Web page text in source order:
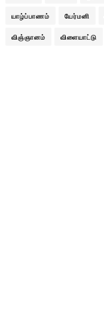
யாழ்ப்பாணம் யேர்மனி
விஞ்ஞானம் விளையாட்டு